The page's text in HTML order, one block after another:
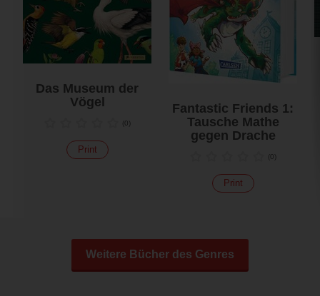
Das Museum der
Vögel
(0)
Print
Fantastic Friends 1:
Tausche Mathe
gegen Drache
(0)
Print
Weitere Bücher des Genres